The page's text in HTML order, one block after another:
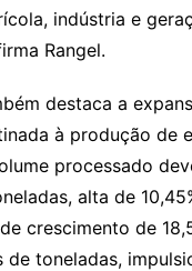
indústria e
Rangel.
destaca a
à produção de
processado
alta de
crescimento de
de toneladas,